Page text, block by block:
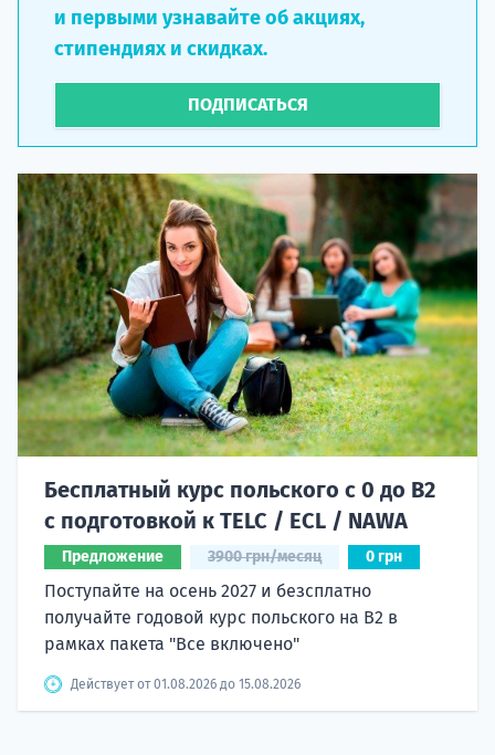
и первыми узнавайте об акциях,
стипендиях и скидках.
ПОДПИСАТЬСЯ
Бесплатный курс польского с 0 до B2
с подготовкой к TELC / ECL / NAWA
Предложение 3900 грн/месяц 0 грн
Поступайте на осень 2027 и безсплатно
получайте годовой курс польского на B2 в
рамках пакета "Все включено"
Действует от 01.08.2026 до 15.08.2026